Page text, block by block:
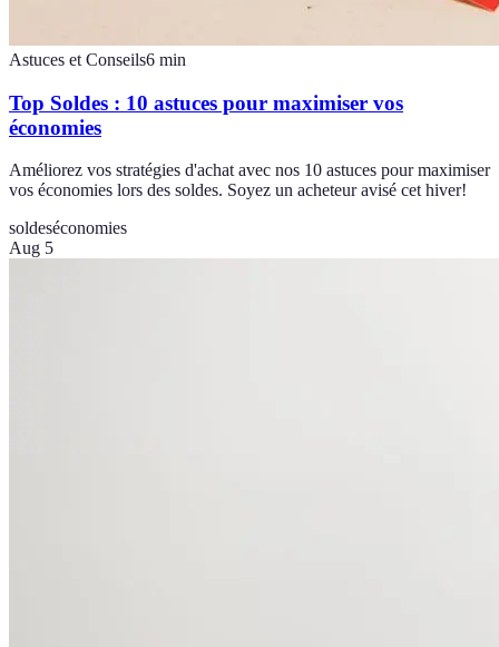
Astuces et Conseils6 min
Top Soldes : 10 astuces pour maximiser vos
économies
Améliorez vos stratégies d'achat avec nos 10 astuces pour maximiser
vos économies lors des soldes. Soyez un acheteur avisé cet hiver!
soldeséconomies
Aug 5